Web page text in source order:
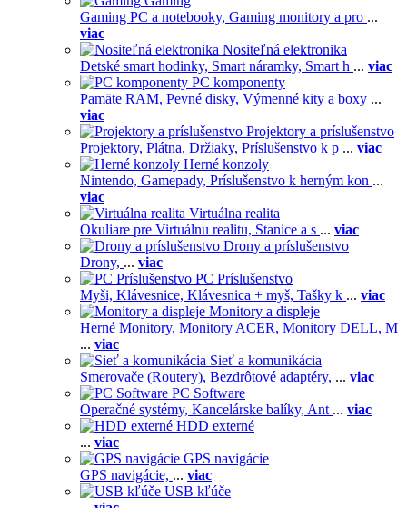
Gaming PC a notebooky, Gaming monitory a pro ...
viac
Nositeľná elektronika
Detské smart hodinky, Smart náramky, Smart h ... viac
PC komponenty
Pamäte RAM, Pevné disky, Výmenné kity a boxy ...
viac
Projektory a príslušenstvo
Projektory, Plátna, Držiaky, Príslušenstvo k p ... viac
Herné konzoly
Nintendo, Gamepady, Príslušenstvo k herným kon ...
viac
Virtuálna realita
Okuliare pre Virtuálnu realitu, Stanice a s ... viac
Drony a príslušenstvo
Drony, ... viac
PC Príslušenstvo
Myši, Klávesnice, Klávesnica + myš, Tašky k ... viac
Monitory a displeje
Herné Monitory, Monitory ACER, Monitory DELL, M
... viac
Sieť a komunikácia
Smerovače (Routery), Bezdrôtové adaptéry, ... viac
PC Software
Operačné systémy, Kancelárske balíky, Ant ... viac
HDD externé
... viac
GPS navigácie
GPS navigácie, ... viac
USB kľúče